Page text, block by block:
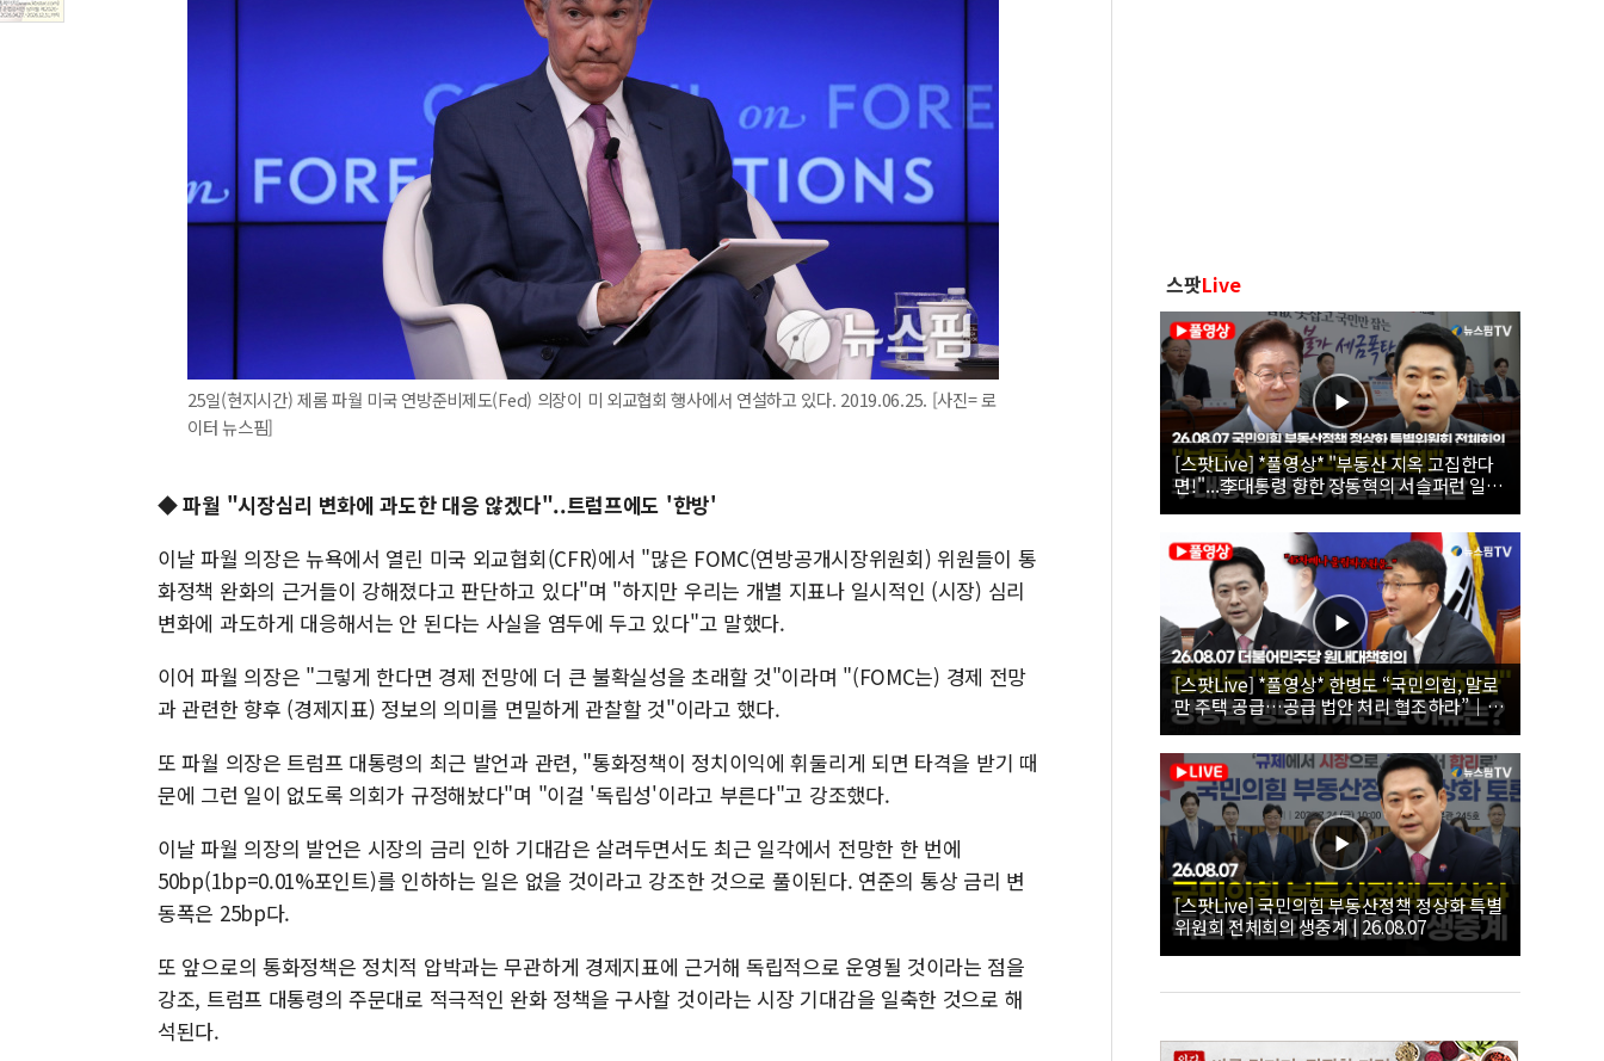
25일(현지시간) 제롬 파월 미국 연방준비제도(Fed) 의장이 미 외교협회 행사에서 연설하고 있다. 2019.06.25. [사진= 로
이터 뉴스핌]
◆ 파월 "시장심리 변화에 과도한 대응 않겠다"..트럼프에도 '한방'
이날 파월 의장은 뉴욕에서 열린 미국 외교협회(CFR)에서 "많은 FOMC(연방공개시장위원회) 위원들이 통
화정책 완화의 근거들이 강해졌다고 판단하고 있다"며 "하지만 우리는 개별 지표나 일시적인 (시장) 심리
변화에 과도하게 대응해서는 안 된다는 사실을 염두에 두고 있다"고 말했다.
이어 파월 의장은 "그렇게 한다면 경제 전망에 더 큰 불확실성을 초래할 것"이라며 "(FOMC는) 경제 전망
과 관련한 향후 (경제지표) 정보의 의미를 면밀하게 관찰할 것"이라고 했다.
또 파월 의장은 트럼프 대통령의 최근 발언과 관련, "통화정책이 정치이익에 휘둘리게 되면 타격을 받기 때
문에 그런 일이 없도록 의회가 규정해놨다"며 "이걸 '독립성'이라고 부른다"고 강조했다.
이날 파월 의장의 발언은 시장의 금리 인하 기대감은 살려두면서도 최근 일각에서 전망한 한 번에
50bp(1bp=0.01%포인트)를 인하하는 일은 없을 것이라고 강조한 것으로 풀이된다. 연준의 통상 금리 변
동폭은 25bp다.
또 앞으로의 통화정책은 정치적 압박과는 무관하게 경제지표에 근거해 독립적으로 운영될 것이라는 점을
강조, 트럼프 대통령의 주문대로 적극적인 완화 정책을 구사할 것이라는 시장 기대감을 일축한 것으로 해
석된다.
스팟Live
[스팟Live] *풀영상* "부동산 지옥 고집한다
면!"...李대통령 향한 장동혁의 서슬퍼런 일갈
| 26.08.07 국민의힘 부동산정책 정상화 특별
위원회 전체회의
[스팟Live] *풀영상* 한병도 “국민의힘, 말로
만 주택 공급…공급 법안 처리 협조하라”｜
26.08.07 더불어민주당 원내대책회의
[스팟Live] 국민의힘 부동산정책 정상화 특별
위원회 전체회의 생중계 | 26.08.07